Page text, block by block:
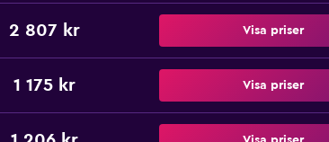
2 807 kr Visa priser
1 175 kr Visa priser